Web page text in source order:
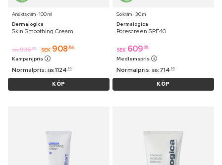
Ansiktskräm ⋅ 100 ml
Dermalogica
Skin Smoothing Cream
SEK 936 95 SEK 908 84
Kampanjpris
Normalpris: SEK 1124 95
KÖP
Solkräm ⋅ 30 ml
Dermalogica
Porescreen SPF40
SEK 609 95
Medlemspris
Normalpris: SEK 714 95
KÖP